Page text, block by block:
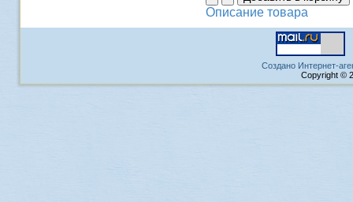
Описание товара
Создано Интернет-
Copyright ©